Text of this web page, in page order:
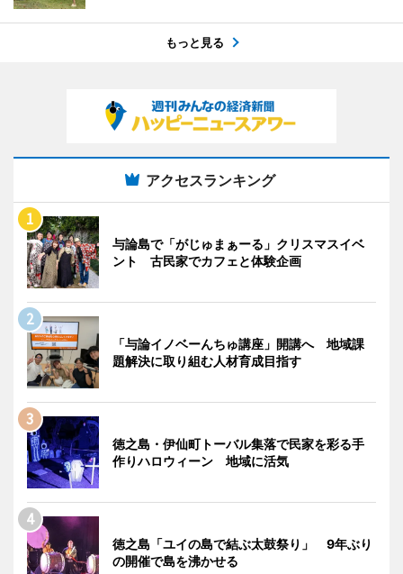
もっと見る
アクセスランキング
与論島で「がじゅまぁーる」クリスマスイベ
ント 古民家でカフェと体験企画
「与論イノベーんちゅ講座」開講へ 地域課
題解決に取り組む人材育成目指す
徳之島・伊仙町トーバル集落で民家を彩る手
作りハロウィーン 地域に活気
徳之島「ユイの島で結ぶ太鼓祭り」 9年ぶり
の開催で島を沸かせる